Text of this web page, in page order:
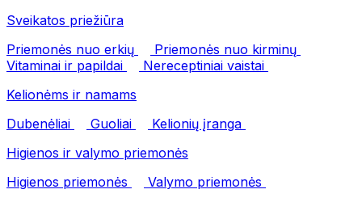
Sveikatos priežiūra
Priemonės nuo erkių
Priemonės nuo kirminų
Vitaminai ir papildai
Nereceptiniai vaistai
Kelionėms ir namams
Dubenėliai
Guoliai
Kelionių įranga
Higienos ir valymo priemonės
Higienos priemonės
Valymo priemonės